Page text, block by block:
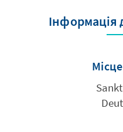
Інформація